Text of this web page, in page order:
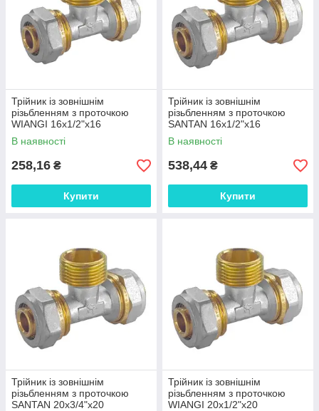
Трійник із зовнішнім
різьбленням з проточкою
WIANGI 16х1/2"х16
В наявності
258,16 ₴
Купити
Трійник із зовнішнім
різьбленням з проточкою
SANTAN 16х1/2"х16
В наявності
538,44 ₴
Купити
Трійник із зовнішнім
різьбленням з проточкою
SANTAN 20х3/4"х20
Трійник із зовнішнім
різьбленням з проточкою
WIANGI 20х1/2"х20